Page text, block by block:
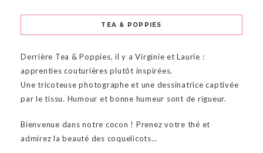
TEA & POPPIES
Derrière Tea & Poppies, il y a Virginie et Laurie :
apprenties couturières plutôt inspirées.
Une tricoteuse photographe et une dessinatrice captivée
par le tissu. Humour et bonne humeur sont de rigueur.
Bienvenue dans notre cocon ! Prenez votre thé et
admirez la beauté des coquelicots…